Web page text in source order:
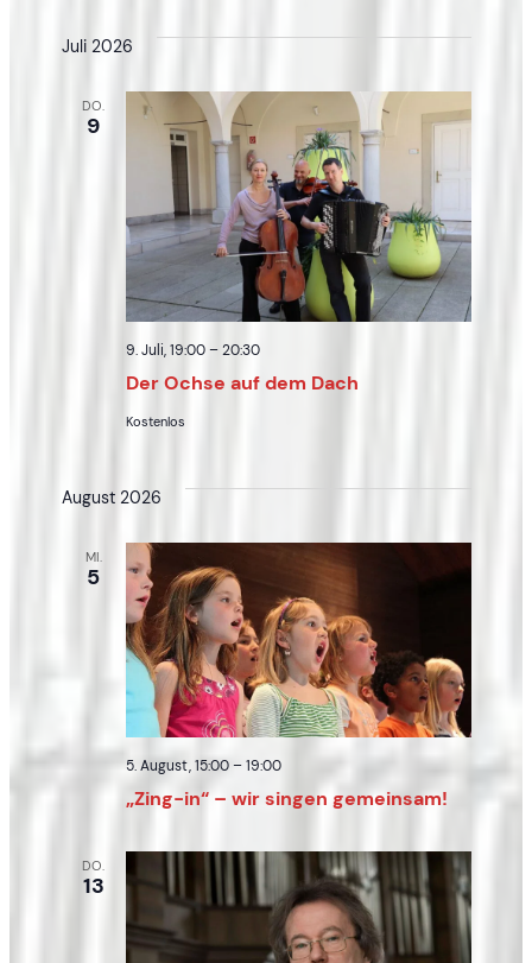
Juli 2026
DO.
9
Der Ochse auf dem Dach
9. Juli, 19:00–20:30
Kostenlos
August 2026
MI.
5
„Zing-in“ – wir singen gemeinsam!
5. August, 15:00–19:00
DO.
13